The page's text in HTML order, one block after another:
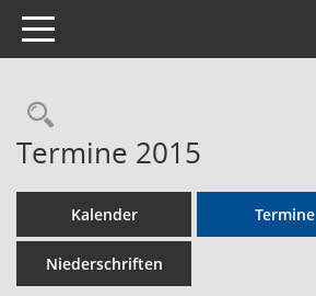
Toggle navigation
Rechercheauswahl
Termine 2015
Kalender Termine
Niederschriften